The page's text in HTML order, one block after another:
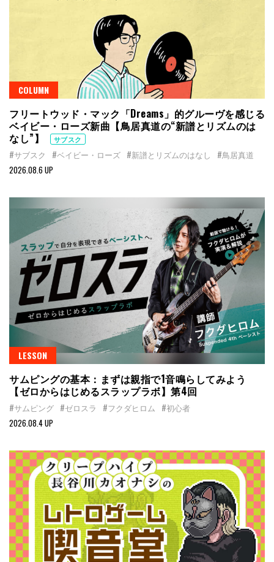
COLUMN
フリートウッド・マック「Dreams」的グルーヴを感じる
ベイビー・ローズ新曲【鳥居真道の“新譜とリズムのは
なし”】
サブスク
#サブスク #ベイビー・ローズ #新譜とリズムのはなし
#鳥居真道
2026.08.6 UP
LESSON
サムピングの基本：まずは親指で1音鳴らしてみよう
【ゼロからはじめるスラップラボ】第4回
#サムピング #ゼロスラ #フクダヒロム
#初心者
2026.08.4 UP